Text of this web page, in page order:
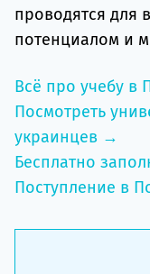
проводятся для
потенциалом и
Всё про учебу в
Посмотреть
украинцев →
Бесплатно
Поступление в